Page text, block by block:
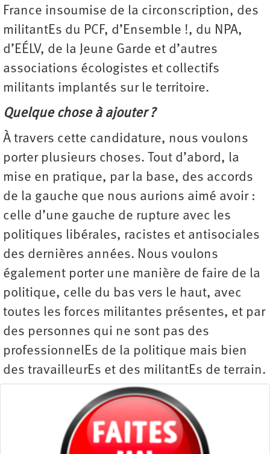
France insoumise de la circonscription, des
militantEs du PCF, d’Ensemble !, du NPA,
d’EÉLV, de la Jeune Garde et d’autres
associations écologistes et collectifs
militants implantés sur le territoire.
Quelque chose à ajouter ?
À travers cette candidature, nous voulons
porter plusieurs choses. Tout d’abord, la
mise en pratique, par la base, des accords
de la gauche que nous aurions aimé avoir :
celle d’une gauche de rupture avec les
politiques libérales, racistes et antisociales
des dernières années. Nous voulons
également porter une manière de faire de la
politique, celle du bas vers le haut, avec
toutes les forces militantes présentes, et par
des personnes qui ne sont pas des
professionnelEs de la politique mais bien
des travailleurEs et des militantEs de terrain.